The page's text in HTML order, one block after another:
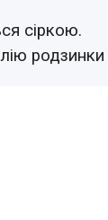
сіркою.
родзинки